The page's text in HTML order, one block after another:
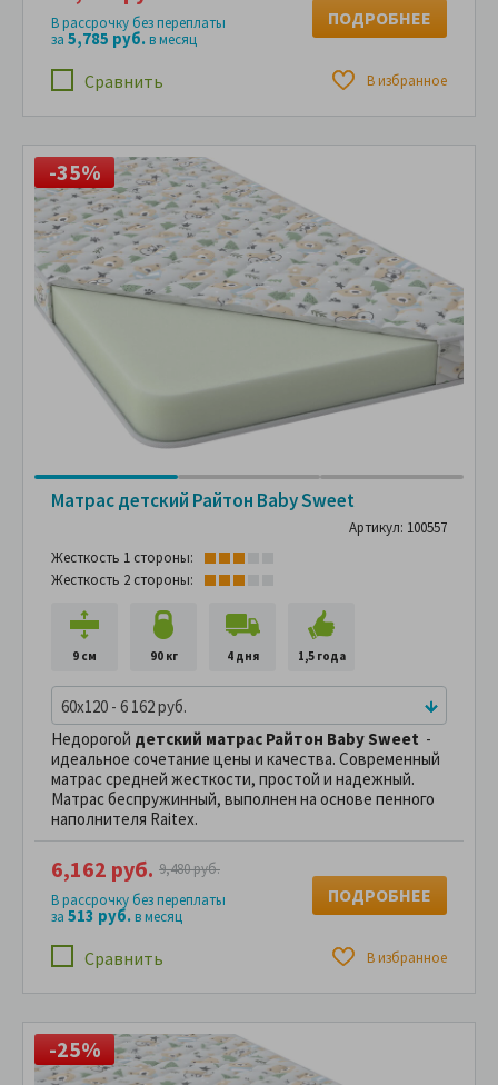
Сравнить В избранное
В рассрочку без переплаты
за 5,785 руб.в месяц
ПОДРОБНЕЕ
-35%
Матрас детский Райтон Baby Sweet
Артикул: 100557
Жесткость 1 стороны:
Жесткость 2 стороны:
9 см 90 кг 4 дня 1,5 года
60x120 - 6 162 руб.
Недорогой детский матрас Райтон Baby Sweet -
идеальное сочетание цены и качества. Современный
матрас средней жесткости, простой и надежный.
Матрас беспружинный, выполнен на основе пенного
наполнителя Raitex.
Сравнить В избранное
6,162 руб. 9,480 руб.
В рассрочку без переплаты
за 513 руб.в месяц
ПОДРОБНЕЕ
-25%